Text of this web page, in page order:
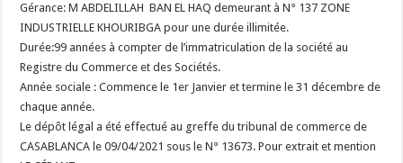
Gérance: M ABDELILLAH BAN EL HAQ demeurant à N° 137 ZONE
INDUSTRIELLE KHOURIBGA pour une durée illimitée.
Durée:99 années à compter de l’immatriculation de la société au
Registre du Commerce et des Sociétés.
Année sociale : Commence le 1er Janvier et termine le 31 décembre de
chaque année.
Le dépôt légal a été effectué au greffe du tribunal de commerce de
CASABLANCA le 09/04/2021 sous le N° 13673.Pour extrait et mention